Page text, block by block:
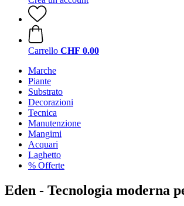
Carrello CHF 0.00
Marche
Piante
Substrato
Decorazioni
Tecnica
Manutenzione
Mangimi
Acquari
Laghetto
% Offerte
Eden - Tecnologia moderna